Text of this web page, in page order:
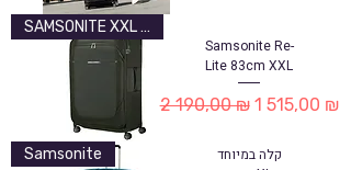
SAMSONITE XXL 83CM
Samsonite Re-
Lite 83cm XXL
Обычная цена
2 190,00 ₪ Цена со
1 515,00 ₪
Samsonite
קלה במיוחד